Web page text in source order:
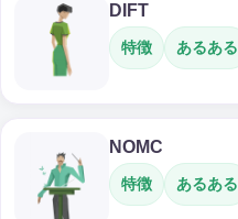
DIFT
特徴 あるある
NOMC
特徴 あるある